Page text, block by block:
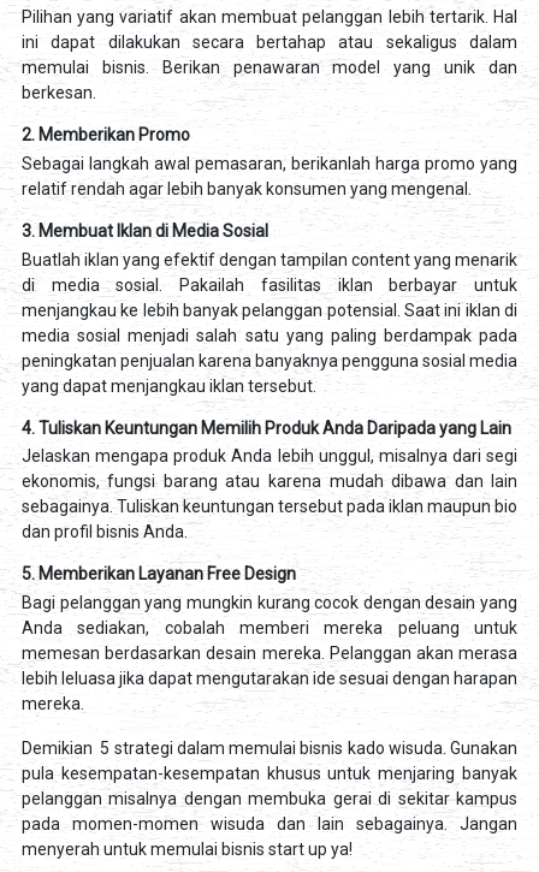
Pilihan yang variatif akan membuat pelanggan lebih tertarik. Hal
ini dapat dilakukan secara bertahap atau sekaligus dalam
memulai bisnis. Berikan penawaran model yang unik dan
berkesan.
2. Memberikan Promo
Sebagai langkah awal pemasaran, berikanlah harga promo yang
relatif rendah agar lebih banyak konsumen yang mengenal.
3. Membuat Iklan di Media Sosial
Buatlah iklan yang efektif dengan tampilan content yang menarik
di media sosial. Pakailah fasilitas iklan berbayar untuk
menjangkau ke lebih banyak pelanggan potensial. Saat ini iklan di
media sosial menjadi salah satu yang paling berdampak pada
peningkatan penjualan karena banyaknya pengguna sosial media
yang dapat menjangkau iklan tersebut.
4. Tuliskan Keuntungan Memilih Produk Anda Daripada yang Lain
Jelaskan mengapa produk Anda lebih unggul, misalnya dari segi
ekonomis, fungsi barang atau karena mudah dibawa dan lain
sebagainya. Tuliskan keuntungan tersebut pada iklan maupun bio
dan profil bisnis Anda.
5. Memberikan Layanan Free Design
Bagi pelanggan yang mungkin kurang cocok dengan desain yang
Anda sediakan, cobalah memberi mereka peluang untuk
memesan berdasarkan desain mereka. Pelanggan akan merasa
lebih leluasa jika dapat mengutarakan ide sesuai dengan harapan
mereka.
Demikian 5 strategi dalam memulai bisnis kado wisuda. Gunakan
pula kesempatan-kesempatan khusus untuk menjaring banyak
pelanggan misalnya dengan membuka gerai di sekitar kampus
pada momen-momen wisuda dan lain sebagainya. Jangan
menyerah untuk memulai bisnis start up ya!